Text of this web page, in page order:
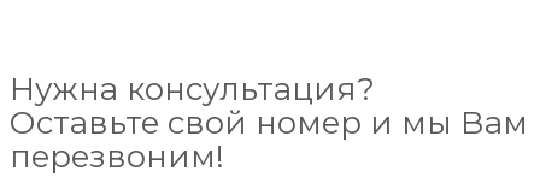
Нужна консультация?
Оставьте свой номер и мы Вам
перезвоним!